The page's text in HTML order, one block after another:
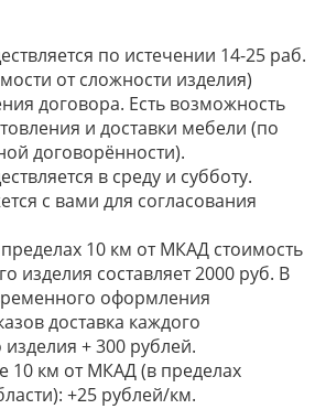
по истечении 14-25 раб.
от сложности изделия)
договора. Есть возможность
и доставки мебели (по
договорённости).
в среду и субботу.
с вами для согласования
10 км от МКАД стоимость
изделия составляет 2000 руб. В
оформления
доставка каждого
+ 300 рублей.
10 км от МКАД (в пределах
+25 рублей/км.